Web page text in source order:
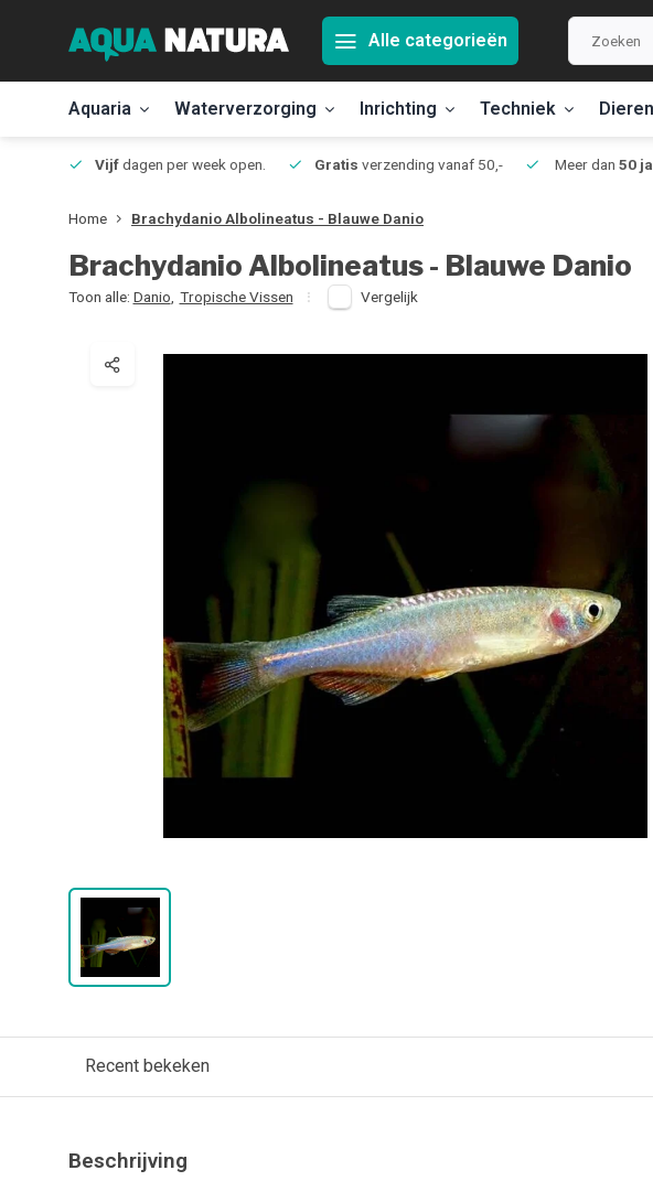
Alle categorieën
Aquaria Waterverzorging Inrichting Techniek Dieren
Vijfdagen per week open. Gratis verzending vanaf 50,- Meer dan 50
Home Brachydanio Albolineatus - Blauwe Danio
Brachydanio Albolineatus - Blauwe Danio
Toon alle: Danio Tropische Vissen Vergelijk
Recent bekeken
Beschrijving